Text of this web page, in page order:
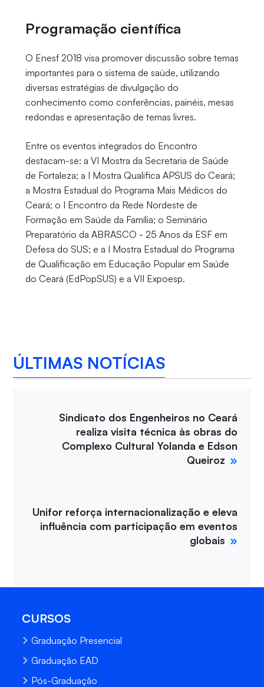
Programação científica
O Enesf 2018 visa promover discussão sobre temas
importantes para o sistema de saúde, utilizando
diversas estratégias de divulgação do
conhecimento como conferências, painéis, mesas
redondas e apresentação de temas livres.
Entre os eventos integrados do Encontro
destacam-se: a VI Mostra da Secretaria de Saúde
de Fortaleza; a I Mostra Qualifica APSUS do Ceará;
a Mostra Estadual do Programa Mais Médicos do
Ceará; o I Encontro da Rede Nordeste de
Formação em Saúde da Família; o Seminário
Preparatório da ABRASCO - 25 Anos da ESF em
Defesa do SUS; e a I Mostra Estadual do Programa
de Qualificação em Educação Popular em Saúde
do Ceará (EdPopSUS) e a VII Expoesp.
ÚLTIMAS NOTÍCIAS
Sindicato dos Engenheiros no Ceará
realiza visita técnica às obras do
Complexo Cultural Yolanda e Edson
Queiroz
Unifor reforça internacionalização e eleva
influência com participação em eventos
globais
CURSOS
Graduação Presencial
Graduação EAD
Pós-Graduação